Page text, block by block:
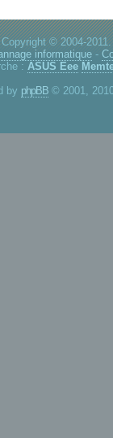
Copyright © 2004-
informatique -
: ASUS Eee
by phpBB © 2001,